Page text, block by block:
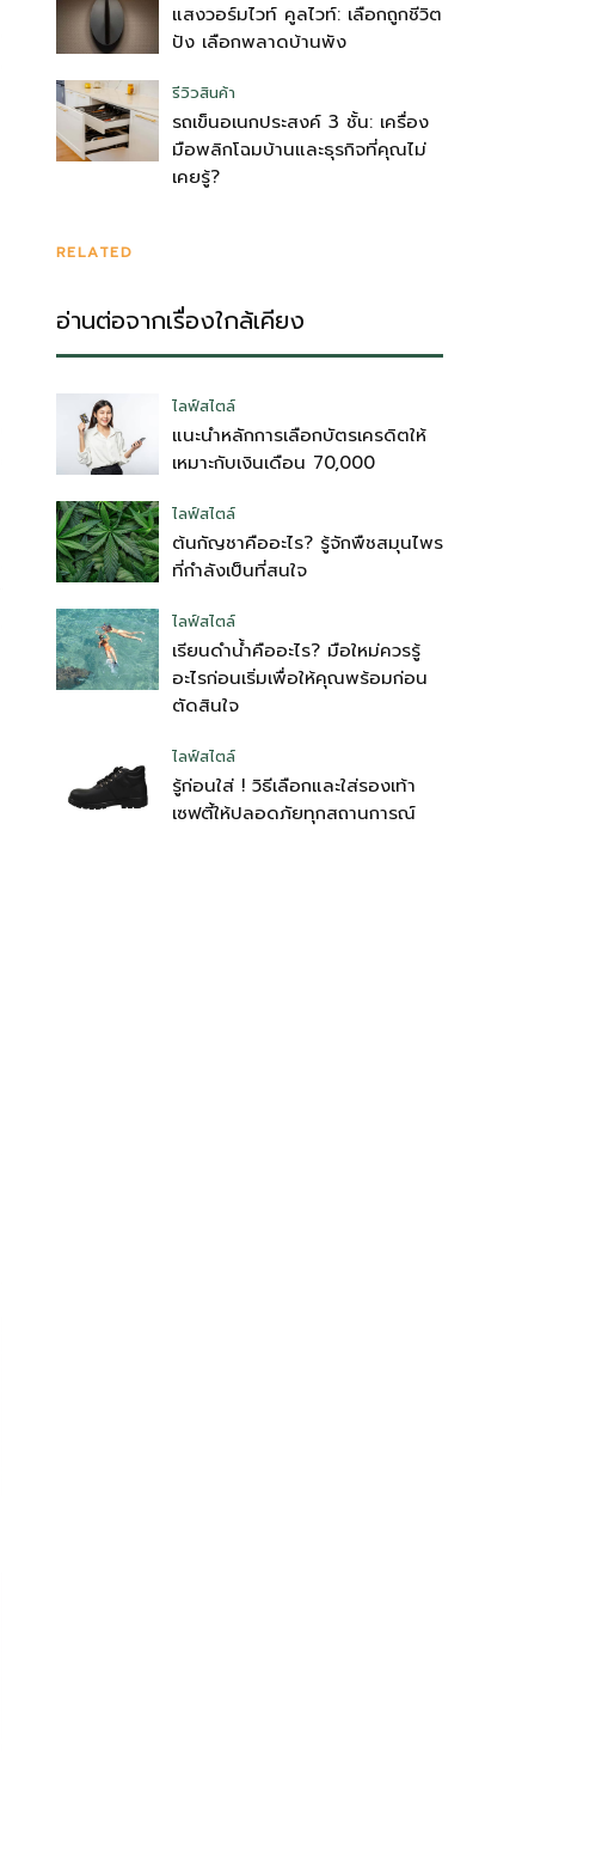
แสงวอร์มไวท์ คูลไวท์: เลือกถูกชีวิต
ปัง เลือกพลาดบ้านพัง
รีวิวสินค้า
รถเข็นอเนกประสงค์ 3 ชั้น: เครื่อง
มือพลิกโฉมบ้านและธุรกิจที่คุณไม่
เคยรู้?
RELATED
อ่านต่อจากเรื่องใกล้เคียง
ไลฟ์สไตล์
แนะนำหลักการเลือกบัตรเครดิตให้
เหมาะกับเงินเดือน 70,000
ไลฟ์สไตล์
ต้นกัญชาคืออะไร? รู้จักพืชสมุนไพร
ที่กำลังเป็นที่สนใจ
ไลฟ์สไตล์
เรียนดำน้ำคืออะไร? มือใหม่ควรรู้
อะไรก่อนเริ่มเพื่อให้คุณพร้อมก่อน
ตัดสินใจ
ไลฟ์สไตล์
รู้ก่อนใส่ ! วิธีเลือกและใส่รองเท้า
เซฟตี้ให้ปลอดภัยทุกสถานการณ์